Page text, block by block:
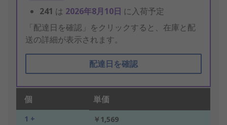
241 は 2026年8月10日 に入荷予定
「配達日を確認」をクリックすると、在庫と配
送の詳細が表示されます。
配達日を確認
個 単価
1 + ￥1,569